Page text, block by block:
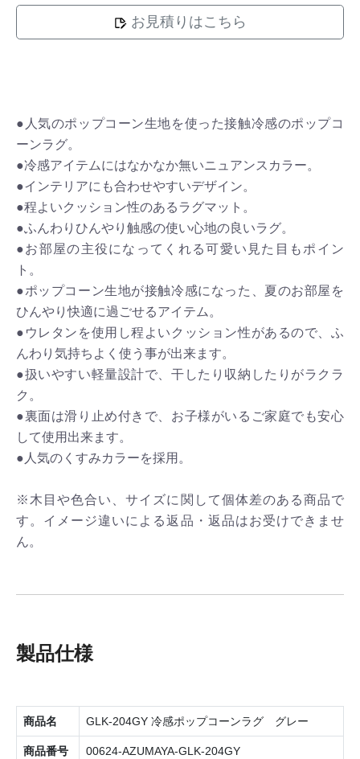
お見積りはこちら
●人気のポップコーン生地を使った接触冷感のポップコ
ーンラグ。
●冷感アイテムにはなかなか無いニュアンスカラー。
●インテリアにも合わせやすいデザイン。
●程よいクッション性のあるラグマット。
●ふんわりひんやり触感の使い心地の良いラグ。
●お部屋の主役になってくれる可愛い見た目もポイン
ト。
●ポップコーン生地が接触冷感になった、夏のお部屋を
ひんやり快適に過ごせるアイテム。
●ウレタンを使用し程よいクッション性があるので、ふ
んわり気持ちよく使う事が出来ます。
●扱いやすい軽量設計で、干したり収納したりがラクラ
ク。
●裏面は滑り止め付きで、お子様がいるご家庭でも安心
して使用出来ます。
●人気のくすみカラーを採用。
※木目や色合い、サイズに関して個体差のある商品で
す。イメージ違いによる返品・返品はお受けできませ
ん。
製品仕様
商品名 GLK-204GY 冷感ポップコーンラグ グレー
商品番号 00624-AZUMAYA-GLK-204GY